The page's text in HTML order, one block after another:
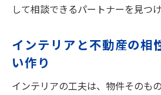
注文住宅で重視したい不
夫
して相談できるパートナーを見つ
インテリアと不動産の相
い作り
インテリアの工夫は、物件そのも